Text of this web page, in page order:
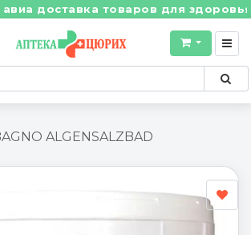
доставка товаров для здоровья
ALGENSALZBAD